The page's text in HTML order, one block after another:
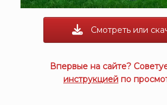
Смотреть или
Впервые на сайте?
инструкцией по